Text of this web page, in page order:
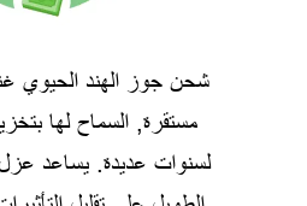
شحن جوز الهند الحيوي
مستقرة, السماح لها
لسنوات عديدة. يساعد